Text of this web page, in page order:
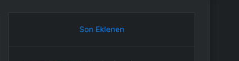
Son Eklenen